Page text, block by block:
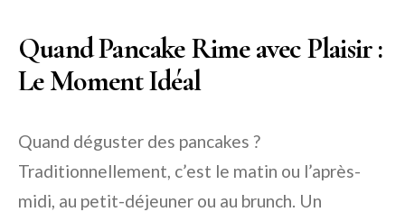
Quand Pancake Rime avec Plaisir :
Le Moment Idéal
Quand déguster des pancakes ?
Traditionnellement, c’est le matin ou l’après-
midi, au petit-déjeuner ou au brunch. Un